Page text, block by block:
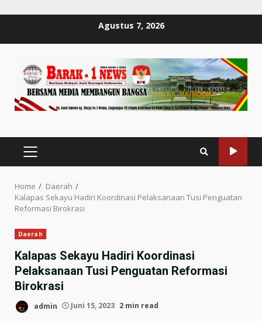
Agustus 7, 2026
PRIMARY
MENU
Home
Daerah
Kalapas Sekayu Hadiri Koordinasi Pelaksanaan Tusi Penguatan
Reformasi Birokrasi
Daerah
Kalapas Sekayu Hadiri Koordinasi
Pelaksanaan Tusi Penguatan Reformasi
Birokrasi
admin Juni 15, 2023 2 min read